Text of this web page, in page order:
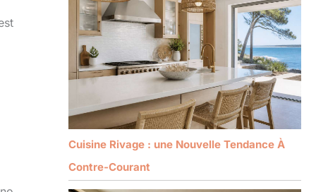
Cuisine Rivage : une Nouvelle Tendance À
Contre-Courant